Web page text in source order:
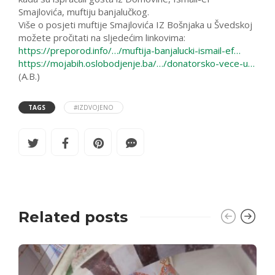
Smajlovića, muftiju banjalučkog.
Više o posjeti muftije Smajlovića IZ Bošnjaka u Švedskoj
možete pročitati na sljedećim linkovima:
https://preporod.info/…/muftija-banjalucki-ismail-ef…
https://mojabih.oslobodjenje.ba/…/donatorsko-vece-u…
(A.B.)
TAGS #IZDVOJENO
Related posts